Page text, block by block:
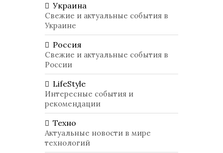
Украина
Свежие и актуальные события в
Украине
Россия
Свежие и актуальные события в
России
LifeStyle
Интересные события и
рекомендации
Техно
Актуальные новости в мире
технологий